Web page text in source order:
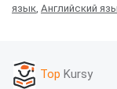
язык, Английский
Top Kursy